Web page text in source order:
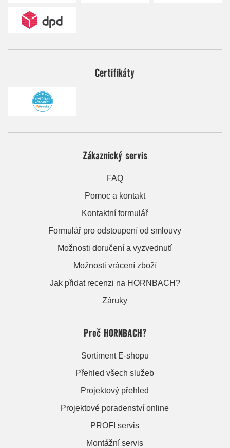
Certifikáty
Zákaznický servis
FAQ
Pomoc a kontakt
Kontaktní formulář
Formulář pro odstoupení od smlouvy
Možnosti doručení a vyzvednutí
Možnosti vrácení zboží
Jak přidat recenzi na HORNBACH?
Záruky
Proč HORNBACH?
Sortiment E-shopu
Přehled všech služeb
Projektový přehled
Projektové poradenství online
PROFI servis
Montážní servis